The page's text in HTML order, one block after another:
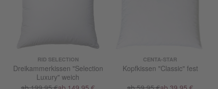
RID SELECTION
Dreikammerkissen "Selection
Luxury" weich
CENTA-STAR
Kopfkissen "Classic" fest